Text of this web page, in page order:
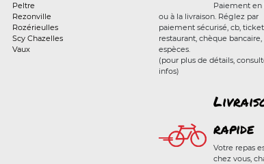
Peltre
Rezonville
Rozérieulles
Scy Chazelles
Vaux
Paiement en
ou à la livraison. Réglez par
paiement sécurisé, cb, ticket
restaurant, chèque bancaire,
espèces.
(pour plus de détails,
infos)
rapide
Votre repas
chez vous,